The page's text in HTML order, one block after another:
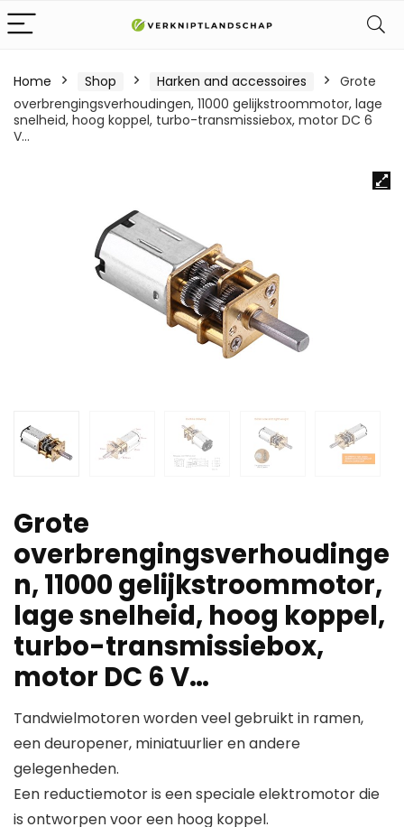
Home Shop Harken and accessoires
Grote
overbrengingsverhoudingen, 11000 gelijkstroommotor, lage
snelheid, hoog koppel, turbo-transmissiebox, motor DC 6
V…
Grote
overbrengingsverhoudinge
n, 11000 gelijkstroommotor,
lage snelheid, hoog koppel,
turbo-transmissiebox,
motor DC 6 V…
Tandwielmotoren worden veel gebruikt in ramen,
een deuropener, miniatuurlier en andere
gelegenheden.
Een reductiemotor is een speciale elektromotor die
is ontworpen voor een hoog koppel.